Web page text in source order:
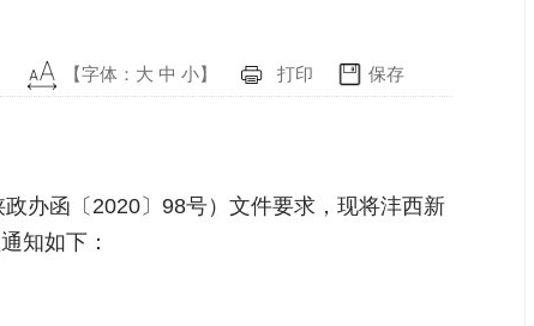
【字体： 大 中 小】 打印 保存
办函〔2020〕98号）文件要求，现将沣西新
知如下：